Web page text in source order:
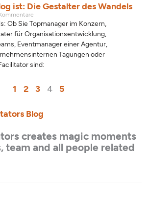
ist: Die Gestalter des Wandels
Ob Sie Topmanager im Konzern,
für Organisationsentwicklung,
Eventmanager einer Agentur,
Tagungen oder
sind:
1 2 3 4 5
Blog
creates magic moments
team and all people related